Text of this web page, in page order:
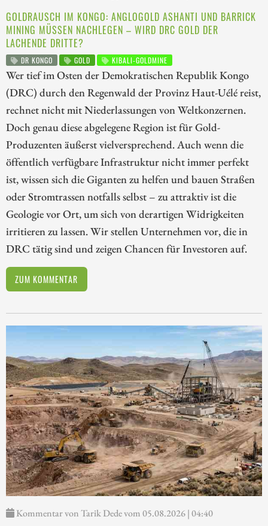
GOLDRAUSCH IM KONGO: ANGLOGOLD ASHANTI UND BARRICK
MINING MÜSSEN NACHLEGEN – WIRD DRC GOLD DER
LACHENDE DRITTE?
DR KONGO GOLD KIBALI-GOLDMINE
Wer tief im Osten der Demokratischen Republik Kongo
(DRC) durch den Regenwald der Provinz Haut-Uélé reist,
rechnet nicht mit Niederlassungen von Weltkonzernen.
Doch genau diese abgelegene Region ist für Gold-
Produzenten äußerst vielversprechend. Auch wenn die
öffentlich verfügbare Infrastruktur nicht immer perfekt
ist, wissen sich die Giganten zu helfen und bauen Straßen
oder Stromtrassen notfalls selbst – zu attraktiv ist die
Geologie vor Ort, um sich von derartigen Widrigkeiten
irritieren zu lassen. Wir stellen Unternehmen vor, die in
DRC tätig sind und zeigen Chancen für Investoren auf.
ZUM KOMMENTAR
Kommentar von Tarik Dede vom 05.08.2026 | 04:40